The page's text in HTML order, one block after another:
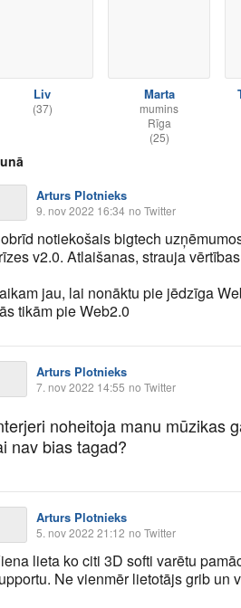
Liv
(37)
Marta
mumins
Rīga
(25)
Arturs Plotnieks
9. nov 2022 16:34 no Twitter
notiekošais bigtech
v2.0. Atlaišanas, strauja
jau, lai nonāktu pie jēdzīga
tikām pie Web2.0
Arturs Plotnieks
7. nov 2022 14:55 no Twitter
noheitoja manu mūzikas
nav bias tagad?
Arturs Plotnieks
5. nov 2022 21:12 no Twitter
lieta ko citi 3D softi varētu
Ne vienmēr lietotājs grib un